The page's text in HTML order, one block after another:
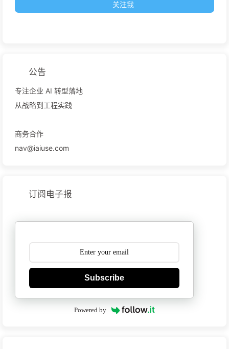
关注我
公告
专注企业 AI 转型落地
从战略到工程实践
商务合作
nav@iaiuse.com
订阅电子报
Subscribe
Powered by